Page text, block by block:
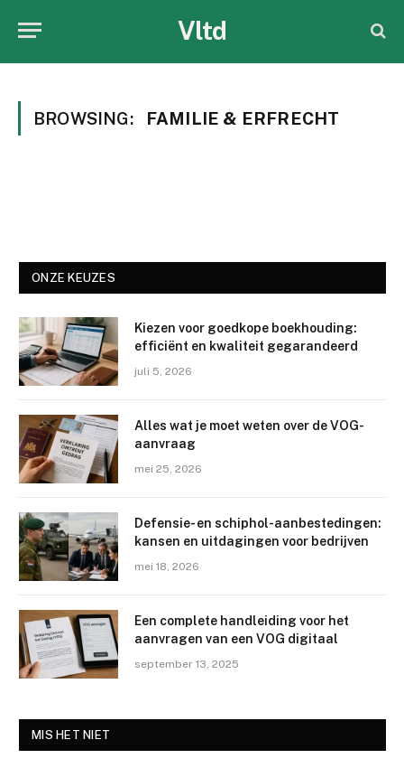
Vltd
BROWSING: FAMILIE & ERFRECHT
ONZE KEUZES
Kiezen voor goedkope boekhouding:
efficiënt en kwaliteit gegarandeerd
juli 5, 2026
Alles wat je moet weten over de VOG-
aanvraag
mei 25, 2026
Defensie- en schiphol-aanbestedingen:
kansen en uitdagingen voor bedrijven
mei 18, 2026
Een complete handleiding voor het
aanvragen van een VOG digitaal
september 13, 2025
MIS HET NIET